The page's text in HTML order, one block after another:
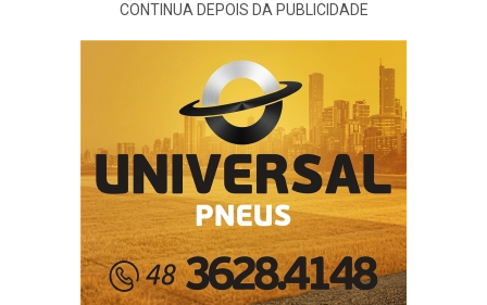
CONTINUA DEPOIS DA PUBLICIDADE